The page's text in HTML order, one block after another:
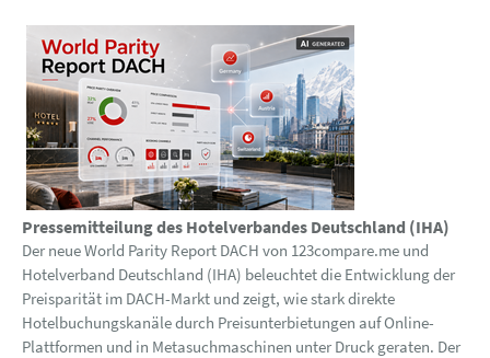
Pressemitteilung des Hotelverbandes Deutschland (IHA)
Der neue World Parity Report DACH von 123compare.me und
Hotelverband Deutschland (IHA) beleuchtet die Entwicklung der
Preisparität im DACH-Markt und zeigt, wie stark direkte
Hotelbuchungskanäle durch Preisunterbietungen auf Online-
Plattformen und in Metasuchmaschinen unter Druck geraten. Der